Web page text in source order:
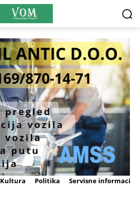
Kultura Politika Servisne informacije